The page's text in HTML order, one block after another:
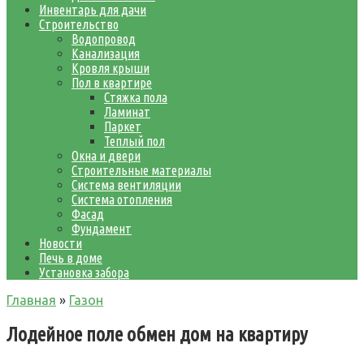
Инвентарь для дачи
Строительство
Водопровод
Канализация
Кровля крыши
Пол в квартире
Стяжка пола
Ламинат
Паркет
Теплый пол
Окна и двери
Строительные материалы
Система вентиляции
Система отопления
Фасад
Фундамент
Новости
Печь в доме
Установка забора
Главная » Газон
Лодейное поле обмен дом на квартиру